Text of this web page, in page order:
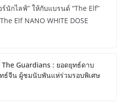
นักไลฟ์” ให้กับแบรนด์ “The Elf”
Elf NANO WHITE DOSE
The Guardians : ยอดยุทธ์ดาบ
ธ์จีน ผู้ชมนับพันแห่ร่วมรอบพิเศษ